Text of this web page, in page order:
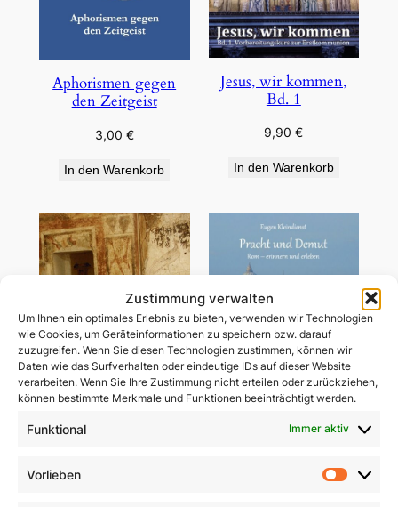
Zustimmung verwalten
Um Ihnen ein optimales Erlebnis zu bieten, verwenden wir Technologien
wie Cookies, um Geräteinformationen zu speichern bzw. darauf
zuzugreifen. Wenn Sie diesen Technologien zustimmen, können wir
Daten wie das Surfverhalten oder eindeutige IDs auf dieser Website
verarbeiten. Wenn Sie Ihre Zustimmung nicht erteilen oder zurückziehen,
können bestimmte Merkmale und Funktionen beeinträchtigt werden.
Funktional Immer aktiv
Vorlieben
Aphorismen gegen
den Zeitgeist
3,00 €
In den Warenkorb
Jesus, wir kommen,
Bd. 1
9,90€
In den Warenkorb